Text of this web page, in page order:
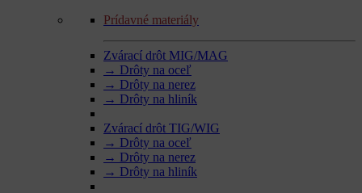
Prídavné materiály
Zvárací drôt MIG/MAG
→ Drôty na oceľ
→ Drôty na nerez
→ Drôty na hliník
Zvárací drôt TIG/WIG
→ Drôty na oceľ
→ Drôty na nerez
→ Drôty na hliník